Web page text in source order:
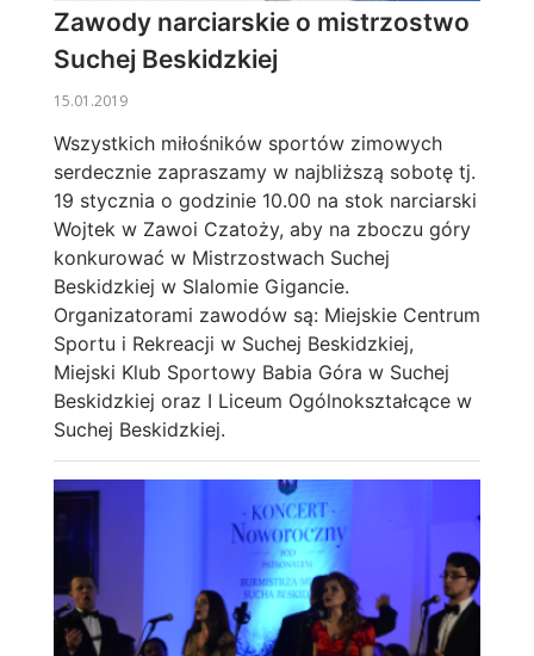
Zawody narciarskie o mistrzostwo
Suchej Beskidzkiej
15.01.2019
Wszystkich miłośników sportów zimowych
serdecznie zapraszamy w najbliższą sobotę tj.
19 stycznia o godzinie 10.00 na stok narciarski
Wojtek w Zawoi Czatoży, aby na zboczu góry
konkurować w Mistrzostwach Suchej
Beskidzkiej w Slalomie Gigancie.
Organizatorami zawodów są: Miejskie Centrum
Sportu i Rekreacji w Suchej Beskidzkiej,
Miejski Klub Sportowy Babia Góra w Suchej
Beskidzkiej oraz I Liceum Ogólnokształcące w
Suchej Beskidzkiej.